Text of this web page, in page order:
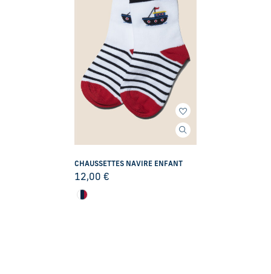
CHAUSSETTES NAVIRE ENFANT
12,00€